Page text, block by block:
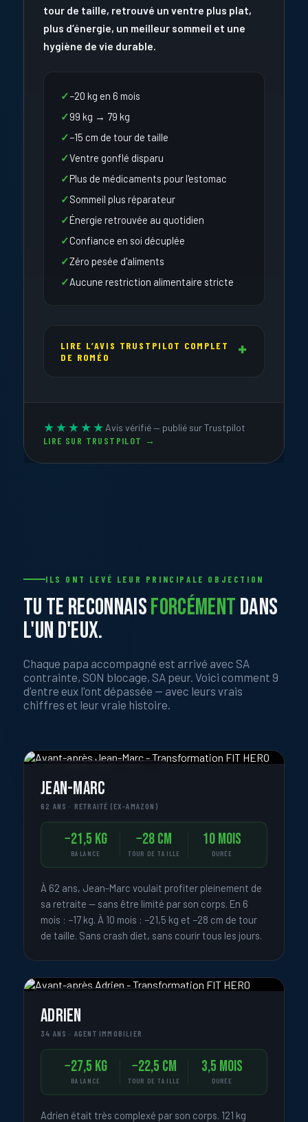
tour de taille, retrouvé un ventre plus plat,
plus d’énergie, un meilleur sommeil et une
hygiène de vie durable.
−20 kg en 6 mois
99 kg → 79 kg
−15 cm de tour de taille
Ventre gonflé disparu
Plus de médicaments pour l'estomac
Sommeil plus réparateur
Énergie retrouvée au quotidien
Confiance en soi décuplée
Zéro pesée d'aliments
Aucune restriction alimentaire stricte
LIRE L’AVIS TRUSTPILOT COMPLET
DE ROMÉO
★★★★★ Avis vérifié — publié sur Trustpilot
LIRE SUR TRUSTPILOT →
ILS ONT LEVÉ LEUR PRINCIPALE OBJECTION
TU TE RECONNAISFORCÉMENTDANS
L'UN D'EUX.
Chaque papa accompagné est arrivé avec SA
contrainte, SON blocage, SA peur. Voici comment 9
d'entre eux l'ont dépassée — avec leurs vrais
chiffres et leur vraie histoire.
Jean-Marc
62 ANS · RETRAITÉ (EX-AMAZON)
−21,5 kg
BALANCE
−28 cm
TOUR DE TAILLE
10 mois
DURÉE
À 62 ans, Jean-Marc voulait profiter pleinement de
sa retraite — sans être limité par son corps. En 6
mois : −17 kg. À 10 mois : −21,5 kg et −28 cm de tour
de taille. Sans crash diet, sans courir tous les jours.
Adrien
34 ANS · AGENT IMMOBILIER
−27,5 kg
BALANCE
−22,5 cm
TOUR DE TAILLE
3,5 mois
DURÉE
Adrien était très complexé par son corps. 121 kg